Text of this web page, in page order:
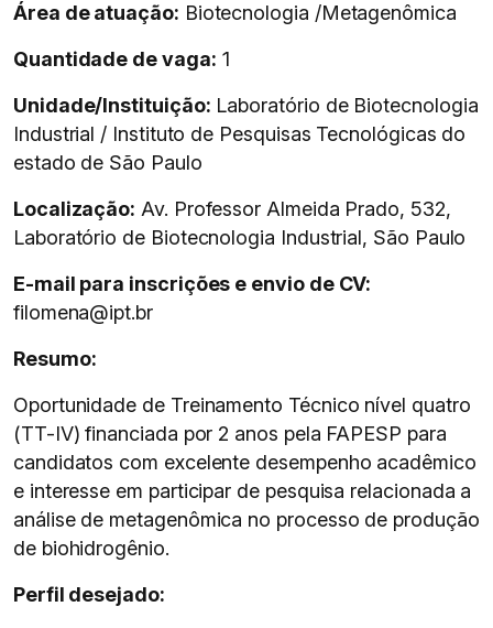
Área de atuação: Biotecnologia /Metagenômica
Quantidade de vaga: 1
Unidade/Instituição: Laboratório de Biotecnologia
Industrial / Instituto de Pesquisas Tecnológicas do
estado de São Paulo
Localização: Av. Professor Almeida Prado, 532,
Laboratório de Biotecnologia Industrial, São Paulo
E-mail para inscrições e envio de CV:
filomena@ipt.br
Resumo:
Oportunidade de Treinamento Técnico nível quatro
(TT-IV) financiada por 2 anos pela FAPESP para
candidatos com excelente desempenho acadêmico
e interesse em participar de pesquisa relacionada a
análise de metagenômica no processo de produção
de biohidrogênio.
Perfil desejado: